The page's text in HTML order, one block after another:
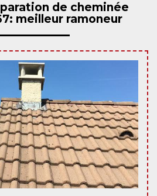
de cheminée
meilleur ramoneur